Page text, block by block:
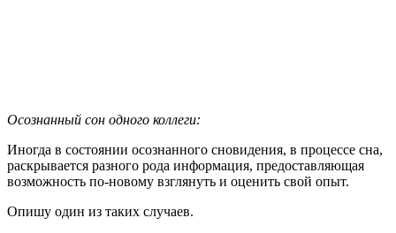
Осознанный сон одного коллеги:
Иногда в состоянии осознанного сновидения, в процессе сна,
раскрывается разного рода информация, предоставляющая
возможность по-новому взглянуть и оценить свой опыт.
Опишу один из таких случаев.